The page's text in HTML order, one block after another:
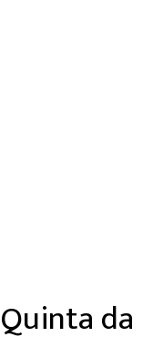
Quinta da